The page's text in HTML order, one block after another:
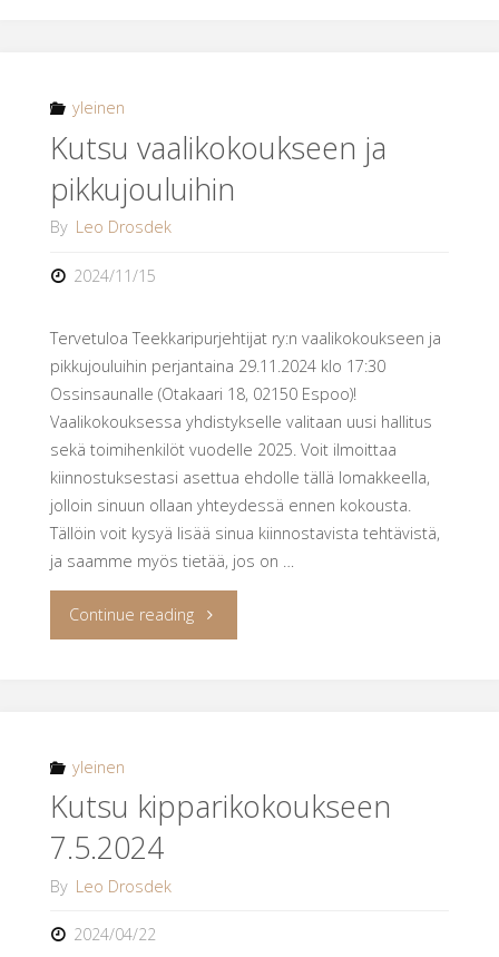
yleinen
Kutsu vaalikokoukseen ja
pikkujouluihin
By Leo Drosdek
2024/11/15
Tervetuloa Teekkaripurjehtijat ry:n vaalikokoukseen ja
pikkujouluihin perjantaina 29.11.2024 klo 17:30
Ossinsaunalle (Otakaari 18, 02150 Espoo)!
Vaalikokouksessa yhdistykselle valitaan uusi hallitus
sekä toimihenkilöt vuodelle 2025. Voit ilmoittaa
kiinnostuksestasi asettua ehdolle tällä lomakkeella,
jolloin sinuun ollaan yhteydessä ennen kokousta.
Tällöin voit kysyä lisää sinua kiinnostavista tehtävistä,
ja saamme myös tietää, jos on …
Continue reading"Kutsu
yleinen
Kutsu kipparikokoukseen
7.5.2024
By Leo Drosdek
2024/04/22